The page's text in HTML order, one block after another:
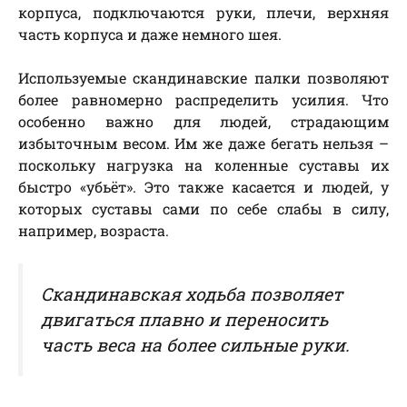
корпуса, подключаются руки, плечи, верхняя
часть корпуса и даже немного шея.
Используемые скандинавские палки позволяют
более равномерно распределить усилия. Что
особенно важно для людей, страдающим
избыточным весом. Им же даже бегать нельзя –
поскольку нагрузка на коленные суставы их
быстро «убьёт». Это также касается и людей, у
которых суставы сами по себе слабы в силу,
например, возраста.
Скандинавская ходьба позволяет
двигаться плавно и переносить
часть веса на более сильные руки.